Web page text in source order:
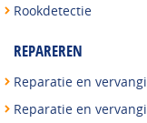
Rookdetectie
REPAREREN
Reparatie en
Reparatie en